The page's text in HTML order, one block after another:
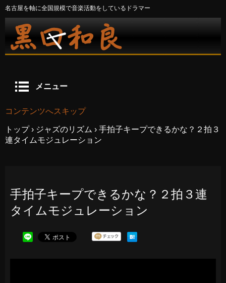
名古屋を軸に全国規模で音楽活動をしているドラマー
メニュー
コンテンツへスキップ
トップ › ジャズのリズム › 手拍子キープできるかな？２拍３
連タイムモジュレーション
手拍子キープできるかな？２拍３連
タイムモジュレーション